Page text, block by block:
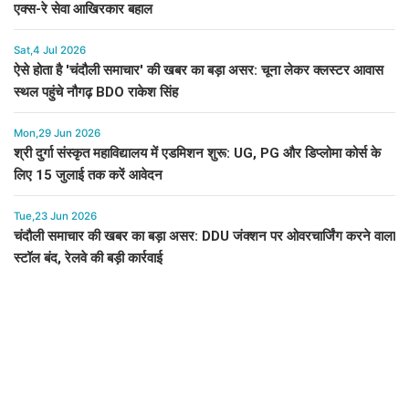
एक्स-रे सेवा आखिरकार बहाल
Sat,4 Jul 2026
ऐसे होता है 'चंदौली समाचार' की खबर का बड़ा असर: चूना लेकर क्लस्टर आवास
स्थल पहुंचे नौगढ़ BDO राकेश सिंह
Mon,29 Jun 2026
श्री दुर्गा संस्कृत महाविद्यालय में एडमिशन शुरू: UG, PG और डिप्लोमा कोर्स के
लिए 15 जुलाई तक करें आवेदन
Tue,23 Jun 2026
चंदौली समाचार की खबर का बड़ा असर: DDU जंक्शन पर ओवरचार्जिंग करने वाला
स्टॉल बंद, रेलवे की बड़ी कार्रवाई